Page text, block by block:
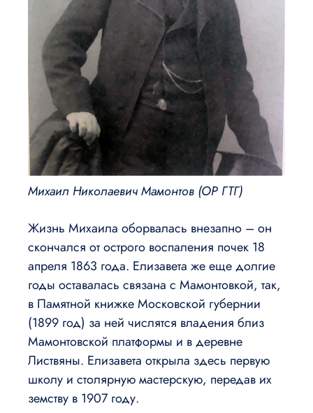
Михаил Николаевич Мамонтов (ОР ГТГ)
Жизнь Михаила оборвалась внезапно – он
скончался от острого воспаления почек 18
апреля 1863 года. Елизавета же еще долгие
годы оставалась связана с Мамонтовкой, так,
в Памятной книжке Московской губернии
(1899 год) за ней числятся владения близ
Мамонтовской платформы и в деревне
Листвяны. Елизавета открыла здесь первую
школу и столярную мастерскую, передав их
земству в 1907 году.